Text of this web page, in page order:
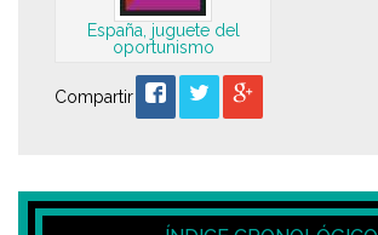
España, juguete del
oportunismo
Compartir